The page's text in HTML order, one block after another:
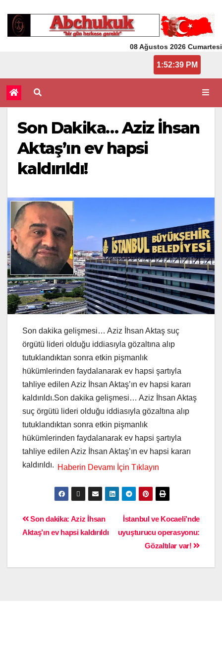
08 Ağustos 2026 Cumartesi
1:52:39 PM
Son Dakika… Aziz İhsan
Aktaş’ın ev hapsi
kaldırıldı!
Son dakika gelişmesi… Aziz İhsan Aktaş suç
örgütü lideri olduğu iddiasıyla gözaltına alıp
tutuklandıktan sonra etkin pişmanlık
hükümlerinden faydalanarak ev hapsi şartıyla
tahliye edilen Aziz İhsan Aktaş’ın ev hapsi kararı
kaldırıldı.Son dakika gelişmesi… Aziz İhsan Aktaş
suç örgütü lideri olduğu iddiasıyla gözaltına alıp
tutuklandıktan sonra etkin pişmanlık
hükümlerinden faydalanarak ev hapsi şartıyla
tahliye edilen Aziz İhsan Aktaş’ın ev hapsi kararı
kaldırıldı.
İstanbul ve Kocaeli’nde
uyuşturucu operasyonu:
Gözaltılar var!
Son dakika: Aziz İhsan
Aktaş’ın ev hapsi kaldırıldı